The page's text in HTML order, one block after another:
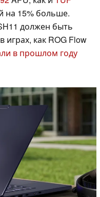
на 15% больше.
должен быть
как ROG Flow
в прошлом году